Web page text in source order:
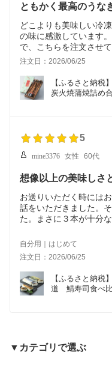
ともかく最高のうな
どこよりも美味しい冷
の味に感激しています
で、こちらを注文させ
注文日：2026/06/25
【ふるさと納税
炭火焼蒲焼詰め
5
mine3376 女性 60代
想像以上の美味しさ
お送りいただく時には
話をいただきました。
た。まさに３本が十分
米も本当に美味しくて
でした。丁寧に作られ
と思います。
自分用｜はじめて
注文日：2026/06/25
【ふるさと納税
道　鯖寿司食べ
▼カテゴリで選ぶ